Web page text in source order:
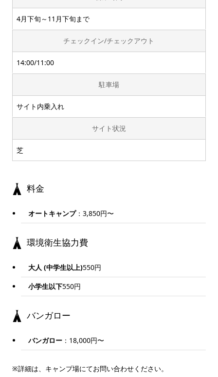
4月下旬～11月下旬まで
チェックイン/チェックアウト
14:00/11:00
駐車場
サイト内乗入れ
サイト状況
芝
料金
オートキャンプ：3,850円〜
環境衛生協力費
大人 (中学生以上)550円
小学生以下550円
バンガロー
バンガロー ：18,000円〜
※詳細は、キャンプ場にてお問い合わせください。